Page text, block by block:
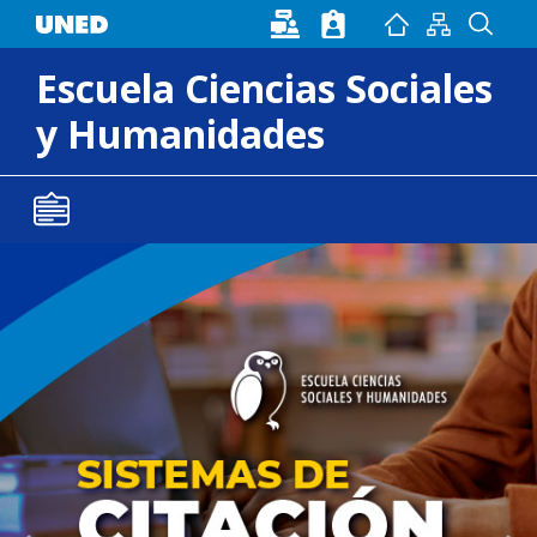
Pasar al contenido principal
Escuela Ciencias Sociales
y Humanidades